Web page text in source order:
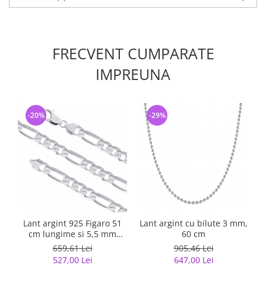
FRECVENT CUMPARATE
IMPREUNA
Lant argint 925 Figaro 51
cm lungime si 5,5 mm
latime, Classical You
LSX0202
659,61 Lei
527,00 Lei
-20%
Lant argint cu bilute 3 mm,
60 cm
905,46 Lei
647,00 Lei
-29%